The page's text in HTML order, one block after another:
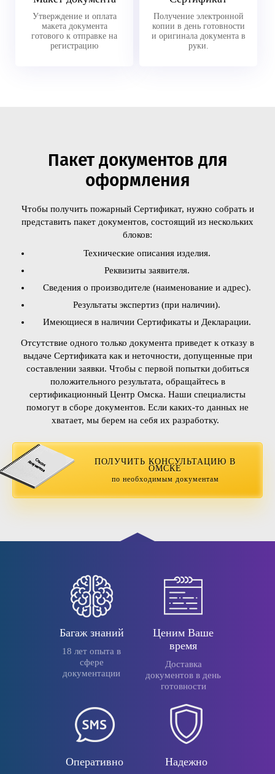
Утверждение и оплата
макета документа
готового к отправке на
регистрацию
Получение электронной
копии в день готовности
и оригинала документа в
руки.
Пакет документов для
оформления
Чтобы получить пожарный Сертификат, нужно собрать и
представить пакет документов, состоящий из нескольких
блоков:
Технические описания изделия.
Реквизиты заявителя.
Сведения о производителе (наименование и адрес).
Результаты экспертиз (при наличии).
Имеющиеся в наличии Сертификаты и Декларации.
Отсутствие одного только документа приведет к отказу в
выдаче Сертификата как и неточности, допущенные при
составлении заявки. Чтобы с первой попытки добиться
положительного результата, обращайтесь в
сертификационный Центр Омска. Наши специалисты
помогут в сборе документов. Если каких-то данных не
хватает, мы берем на себя их разработку.
ПОЛУЧИТЬ КОНСУЛЬТАЦИЮ В
ОМСКЕ
по необходимым документам
Багаж знаний
18 лет опыта в
сфере
документации
Ценим Ваше
время
Доставка
документов в день
готовности
Оперативно Надежно